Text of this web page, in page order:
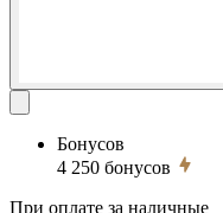
Бонусов
4 250 бонусов
При оплате за наличные